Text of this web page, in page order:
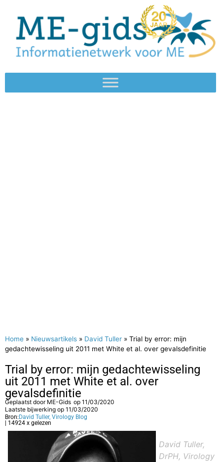
Home » Nieuwsartikels » David Tuller » Trial by error: mijn
gedachtewisseling uit 2011 met White et al. over gevalsdefinitie
Trial by error: mijn gedachtewisseling
uit 2011 met White et al. over
gevalsdefinitie
Geplaatst door ME-Gids op 11/03/2020
Laatste bijwerking op 11/03/2020
Bron: David Tuller, Virology Blog
| 14924 x gelezen
David Tuller,
DrPH, Virology